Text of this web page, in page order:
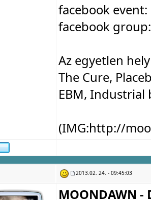
facebook event:
facebook
Az egyetlen
The Cure,
EBM, Industrial
(IMG:http://
2013.02. 24. - 09:45:03
MOONDAWN -